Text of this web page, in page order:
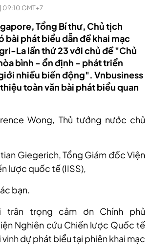
GMT+7
Tổng Bí thư, Chủ tịch
bài phát biểu dẫn đề khai mạc
La lần thứ 23 với chủ đề "Chủ
bình - ổn định - phát triển
nhiều biến động". Vnbusiness
toàn văn bài phát biểu quan
Wong, Thủ tướng nước chủ
Giegerich, Tổng Giám đốc Viện
lược quốc tế (IISS),
bạn.
trân trọng cảm ơn Chính phủ
Nghiên cứu Chiến lược Quốc tế
dự phát biểu tại phiên khai mạc